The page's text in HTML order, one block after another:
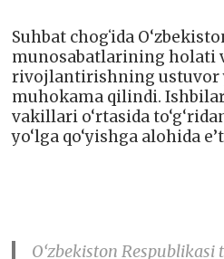
Suhbat chogʻida
munosabatlarining holati
rivojlantirishning ustuvor
muhokama qilindi.
vakillari o‘rtasida
yo‘lga qo‘yishga alohida
O‘zbekiston